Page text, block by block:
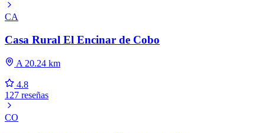
CA
Casa Rural El Encinar de Cobo
A 20.24 km
4.8
127 reseñas
CO